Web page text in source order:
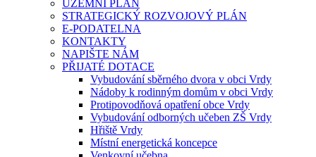
ÚZEMNÍ PLÁN
STRATEGICKÝ ROZVOJOVÝ PLÁN
E-PODATELNA
KONTAKTY
NAPIŠTE NÁM
PŘIJATÉ DOTACE
Vybudování sběrného dvora v obci Vrdy
Nádoby k rodinným domům v obci Vrdy
Protipovodňová opatření obce Vrdy
Vybudování odborných učeben ZŠ Vrdy
Hřiště Vrdy
Místní energetická koncepce